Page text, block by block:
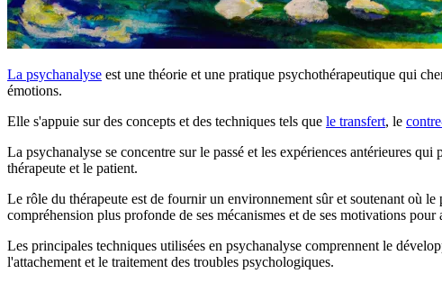
La psychanalyse est une théorie et une pratique psychothérapeutique qui
émotions.
Elle s'appuie sur des concepts et des techniques tels que le transfert, le
La psychanalyse se concentre sur le passé et les expériences antérieures
thérapeute et le patient.
Le rôle du thérapeute est de fournir un environnement sûr et soutenant où
compréhension plus profonde de ses mécanismes et de ses motivations
Les principales techniques utilisées en psychanalyse comprennent le
l'attachement et le traitement des troubles psychologiques.